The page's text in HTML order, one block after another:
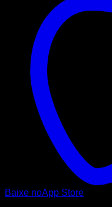
Baixe noApp Store